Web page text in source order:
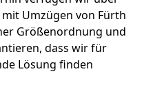
Umzügen von Fürth
Größenordnung und
dass wir für
Lösung finden